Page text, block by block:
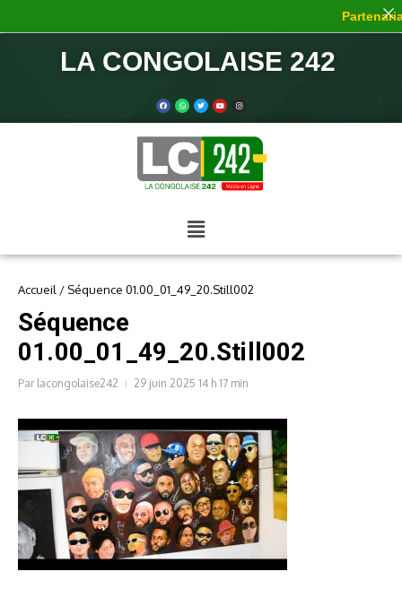
LA CONGOLAISE 242
Accueil / Séquence 01.00_01_49_20.Still002
Séquence
01.00_01_49_20.Still002
Par lacongolaise242 29 juin 2025 14 h 17 min